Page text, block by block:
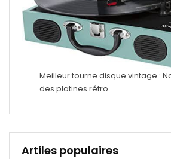
Meilleur tourne disque vintage :
des platines rétro
Artiles populaires